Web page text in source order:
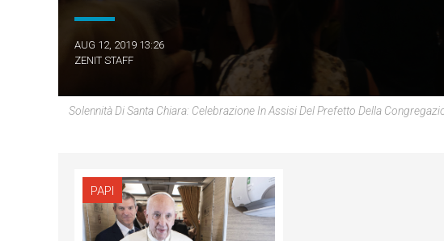
AUG 12, 2019 13:26
ZENIT STAFF
Solennità Di Santa Chiara: Celebrazione In Assisi Del Prefetto Della
PAPI